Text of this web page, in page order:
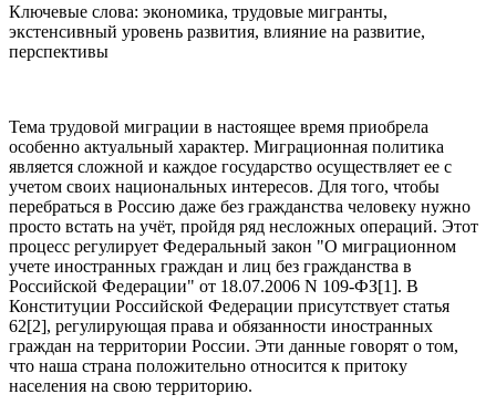
Ключевые слова: экономика, трудовые мигранты,
экстенсивный уровень развития, влияние на развитие,
перспективы
Тема трудовой миграции в настоящее время приобрела
особенно актуальный характер. Миграционная политика
является сложной и каждое государство осуществляет ее с
учетом своих национальных интересов. Для того, чтобы
перебраться в Россию даже без гражданства человеку нужно
просто встать на учёт, пройдя ряд несложных операций. Этот
процесс регулирует Федеральный закон "О миграционном
учете иностранных граждан и лиц без гражданства в
Российской Федерации" от 18.07.2006 N 109-ФЗ[1]. В
Конституции Российской Федерации присутствует статья
62[2], регулирующая права и обязанности иностранных
граждан на территории России. Эти данные говорят о том,
что наша страна положительно относится к притоку
населения на свою территорию.